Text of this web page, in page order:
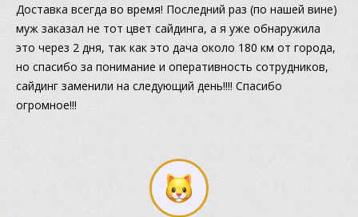
Доставка всегда во время! Последний раз (по нашей вине)
муж заказал не тот цвет сайдинга, а я уже обнаружила
это через 2 дня, так как это дача около 180 км от города,
но спасибо за понимание и оперативность сотрудников,
сайдинг заменили на следующий день!!!! Спасибо
огромное!!!